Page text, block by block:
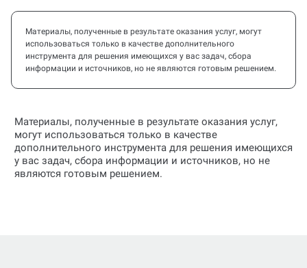
Материалы, полученные в результате оказания услуг, могут
использоваться только в качестве дополнительного
инструмента для решения имеющихся у вас задач, сбора
информации и источников, но не являются готовым решением.
Материалы, полученные в результате оказания услуг,
могут использоваться только в качестве
дополнительного инструмента для решения имеющихся
у вас задач, сбора информации и источников, но не
являются готовым решением.